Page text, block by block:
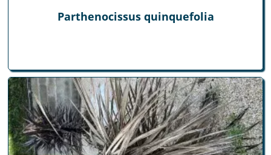
Parthenocissus quinquefolia